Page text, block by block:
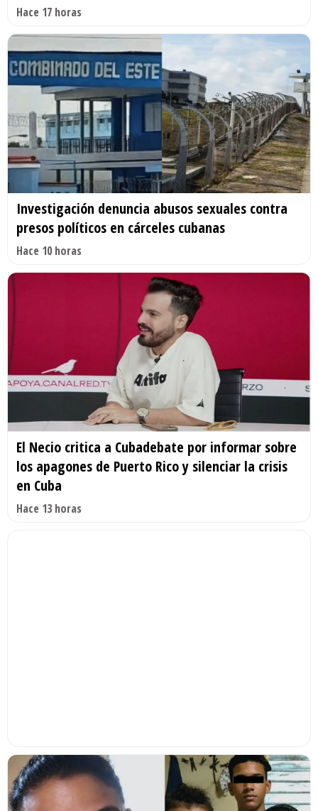
Hace 17 horas
Investigación denuncia abusos sexuales contra
presos políticos en cárceles cubanas
Hace 10 horas
El Necio critica a Cubadebate por informar sobre
los apagones de Puerto Rico y silenciar la crisis
en Cuba
Hace 13 horas